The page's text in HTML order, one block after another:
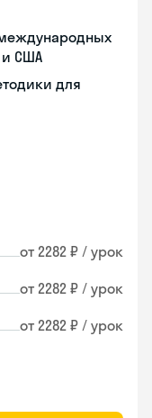
и США
для
от 2282 ₽ / урок
от 2282 ₽ / урок
от 2282 ₽ / урок